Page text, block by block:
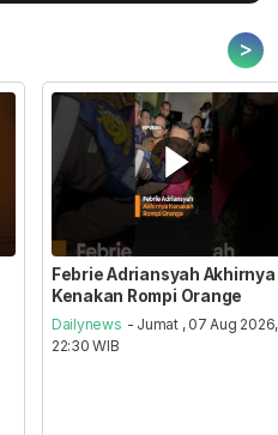
>
Febrie Adriansyah Akhirnya
Kenakan Rompi Orange
Dailynews - Jumat , 07 Aug 2026,
22:30 WIB